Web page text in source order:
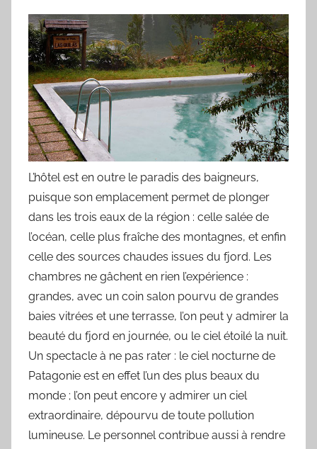
L’hôtel est en outre le paradis des baigneurs,
puisque son emplacement permet de plonger
dans les trois eaux de la région : celle salée de
l’océan, celle plus fraîche des montagnes, et enfin
celle des sources chaudes issues du fjord. Les
chambres ne gâchent en rien l’expérience :
grandes, avec un coin salon pourvu de grandes
baies vitrées et une terrasse, l’on peut y admirer la
beauté du fjord en journée, ou le ciel étoilé la nuit.
Un spectacle à ne pas rater : le ciel nocturne de
Patagonie est en effet l’un des plus beaux du
monde ; l’on peut encore y admirer un ciel
extraordinaire, dépourvu de toute pollution
lumineuse. Le personnel contribue aussi à rendre